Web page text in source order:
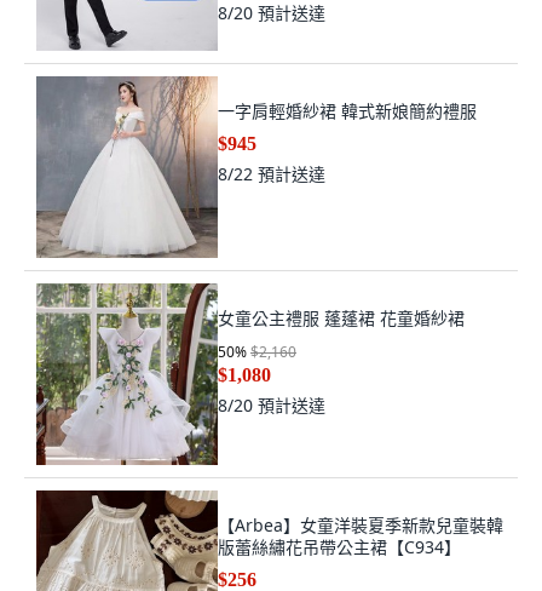
8/20 預計送達
一字肩輕婚紗裙 韓式新娘簡約禮服
$945
8/22 預計送達
女童公主禮服 蓬蓬裙 花童婚紗裙
50%$2,160
$1,080
8/20 預計送達
【Arbea】女童洋裝夏季新款兒童裝韓
版蕾絲繡花吊帶公主裙【C934】
$256